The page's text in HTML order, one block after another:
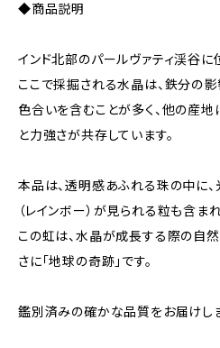
◆商品説明
インド北部のパールヴァティ渓谷に
ここで採掘される水晶は、鉄分の
色合いを含むことが多く、他の産
と力強さが共存しています。
本品は、透明感あふれる珠の中に、
（レインボー）が見られる粒も含ま
この虹は、水晶が成長する際の自
さに「地球の奇跡」です。
鑑別済みの確かな品質をお届けしま